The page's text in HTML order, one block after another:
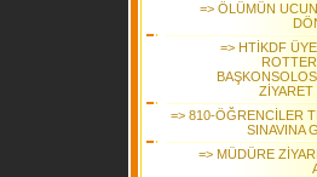
=> ÖLÜMÜN
=> HTİKDF
ZİYARET
=> 810-ÖĞRENCİLER
SINAVINA
=> MÜDÜRE